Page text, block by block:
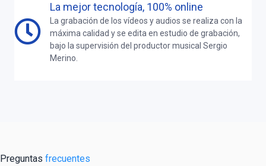
La mejor tecnología, 100% online
La grabación de los vídeos y audios se realiza con la
máxima calidad y se edita en estudio de grabación,
bajo la supervisión del productor musical Sergio
Merino.
Preguntas frecuentes